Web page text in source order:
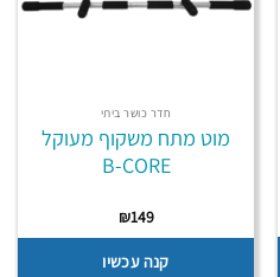
חדר כושר ביתי
מוט מתח משקוף מעוקל
B-CORE
₪149
קנה עכשיו